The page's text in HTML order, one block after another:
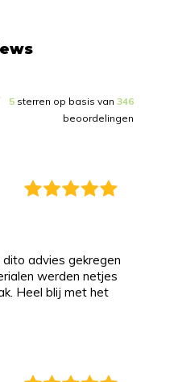
5 sterren op basis van 346
beoordelingen
advies gekregen
werden netjes
Heel blij met het